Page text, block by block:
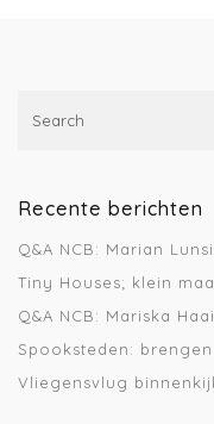
Recente berichten
Q&A NCB: Marian
Tiny Houses; klein
Q&A NCB: Mariska
Spooksteden:
Vliegensvlug